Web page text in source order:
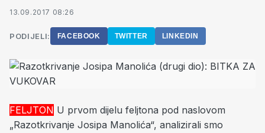
13.09.2017 08:26
PODIJELI: FACEBOOK TWITTER LINKEDIN
FELJTON U prvom dijelu feljtona pod naslovom
„Razotkrivanje Josipa Manolića“, analizirali smo